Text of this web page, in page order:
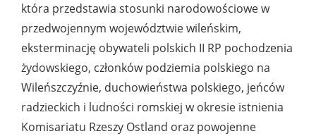
która przedstawia stosunki narodowościowe w
przedwojennym województwie wileńskim,
eksterminację obywateli polskich II RP pochodzenia
żydowskiego, członków podziemia polskiego na
Wileńszczyźnie, duchowieństwa polskiego, jeńców
radzieckich i ludności romskiej w okresie istnienia
Komisariatu Rzeszy Ostland oraz powojenne